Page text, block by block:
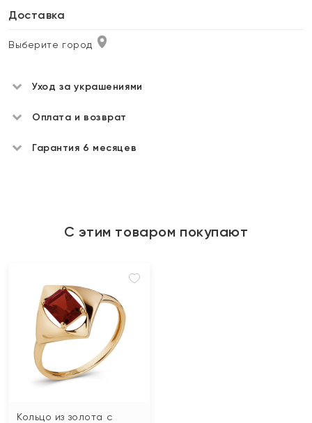
Доставка
Выберите город
Уход за украшениями
Оплата и возврат
Гарантия 6 месяцев
С этим товаром покупают
Кольцо из золота с